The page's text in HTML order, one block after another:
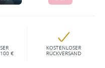
100 €
KOSTENLOSER
RÜCKVERSAND